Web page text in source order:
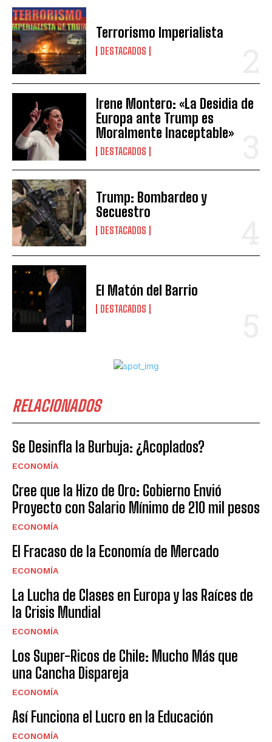
Terrorismo Imperialista
DESTACADOS
Irene Montero: «La Desidia de
Europa ante Trump es
Moralmente Inaceptable»
DESTACADOS
Trump: Bombardeo y
Secuestro
DESTACADOS
El Matón del Barrio
DESTACADOS
RELACIONADOS
Se Desinfla la Burbuja: ¿Acoplados?
ECONOMÍA
Cree que la Hizo de Oro: Gobierno Envió
Proyecto con Salario Mínimo de 210 mil pesos
ECONOMÍA
El Fracaso de la Economía de Mercado
ECONOMÍA
La Lucha de Clases en Europa y las Raíces de
la Crisis Mundial
ECONOMÍA
Los Super-Ricos de Chile: Mucho Más que
una Cancha Dispareja
ECONOMÍA
Así Funciona el Lucro en la Educación
ECONOMÍA